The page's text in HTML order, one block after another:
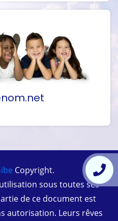
Copyright.
sous toutes ses
de ce document est
autorisation. Leurs rêves